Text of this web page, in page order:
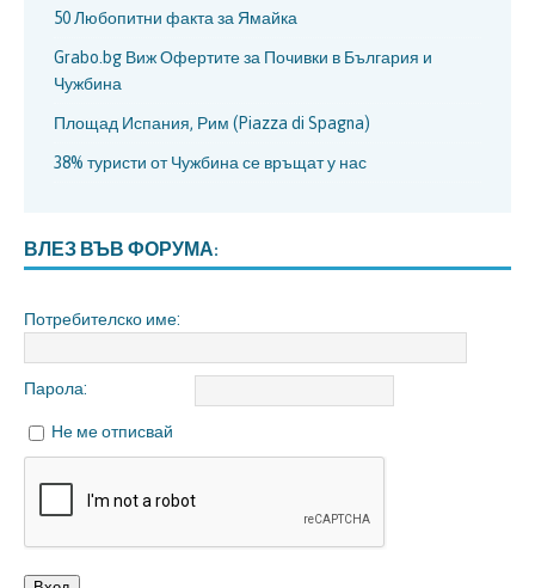
50 Любопитни факта за Ямайка
Grabo.bg Виж Офертите за Почивки в България и
Чужбина
Площад Испания, Рим (Piazza di Spagna)
38% туристи от Чужбина се връщат у нас
ВЛЕЗ ВЪВ ФОРУМА:
Потребителско име:
Парола:
Не ме отписвай